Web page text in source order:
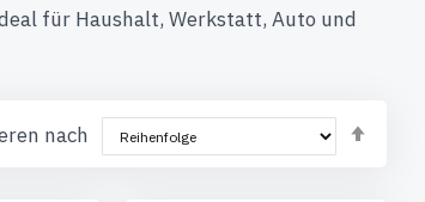
für Haushalt, Werkstatt, Auto und
nach